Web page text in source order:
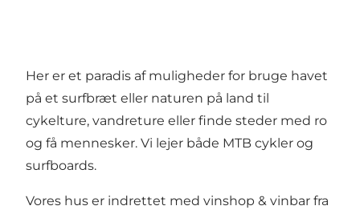
Her er et paradis af muligheder for bruge havet
på et surfbræt eller naturen på land til
cykelture, vandreture eller finde steder med ro
og få mennesker. Vi lejer både MTB cykler og
surfboards.
Vores hus er indrettet med vinshop & vinbar fra